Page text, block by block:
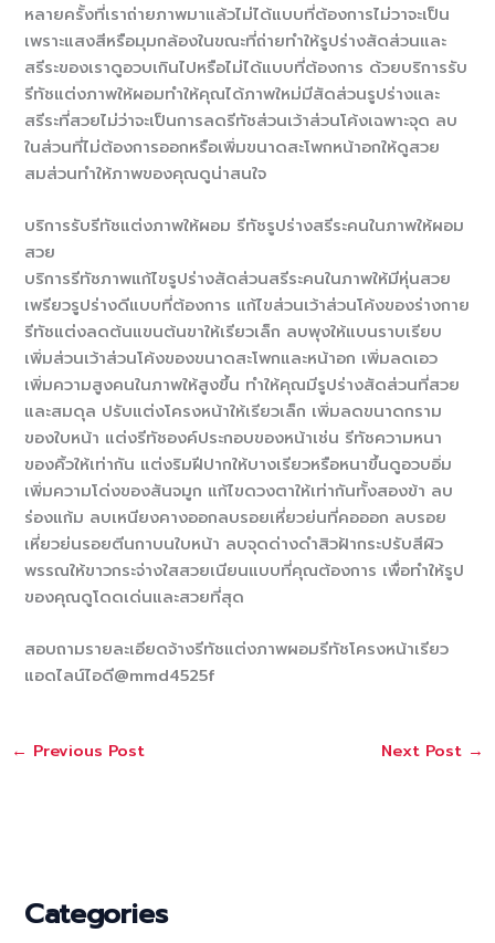
หลายครั้งที่เราถ่ายภาพมาแล้วไม่ได้แบบที่ต้องการไม่วาจะเป็น
เพราะแสงสีหรือมุมกล้องในขณะที่ถ่ายทำให้รูปร่างสัดส่วนและ
สรีระของเราดูอวบเกินไปหรือไม่ได้แบบที่ต้องการ ด้วยบริการรับ
รีทัชแต่งภาพให้ผอมทำให้คุณได้ภาพใหม่มีสัดส่วนรูปร่างและ
สรีระที่สวยไม่ว่าจะเป็นการลดรีทัชส่วนเว้าส่วนโค้งเฉพาะจุด ลบ
ในส่วนที่ไม่ต้องการออกหรือเพิ่มขนาดสะโพกหน้าอกให้ดูสวย
สมส่วนทำให้ภาพของคุณดูน่าสนใจ
บริการรับรีทัชแต่งภาพให้ผอม รีทัชรูปร่างสรีระคนในภาพให้ผอม
สวย
บริการรีทัชภาพแก้ไขรูปร่างสัดส่วนสรีระคนในภาพให้มีหุ่นสวย
เพรียวรูปร่างดีแบบที่ต้องการ แก้ไขส่วนเว้าส่วนโค้งของร่างกาย
รีทัชแต่งลดต้นแขนต้นขาให้เรียวเล็ก ลบพุงให้แบนราบเรียบ
เพิ่มส่วนเว้าส่วนโค้งของขนาดสะโพกและหน้าอก เพิ่มลดเอว
เพิ่มความสูงคนในภาพให้สูงขึ้น ทำให้คุณมีรูปร่างสัดส่วนที่สวย
และสมดุล ปรับแต่งโครงหน้าให้เรียวเล็ก เพิ่มลดขนาดกราม
ของใบหน้า แต่งรีทัชองค์ประกอบของหน้าเช่น รีทัชความหนา
ของคิ้วให้เท่ากัน แต่งริมฝีปากให้บางเรียวหรือหนาขึ้นดูอวบอิ่ม
เพิ่มความโด่งของสันจมูก แก้ไขดวงตาให้เท่ากันทั้งสองข้า ลบ
ร่องแก้ม ลบเหนียงคางออกลบรอยเหี่ยวย่นที่คอออก ลบรอย
เหี่ยวย่นรอยตีนกาบนใบหน้า ลบจุดด่างดำสิวฝ้ากระปรับสีผิว
พรรณให้ขาวกระจ่างใสสวยเนียนแบบที่คุณต้องการ เพื่อทำให้รูป
ของคุณดูโดดเด่นและสวยที่สุด
สอบถามรายละเอียดจ้างรีทัชแต่งภาพผอมรีทัชโครงหน้าเรียว
แอดไลน์ไอดี@mmd4525f
← Previous Post Next Post →
Categories